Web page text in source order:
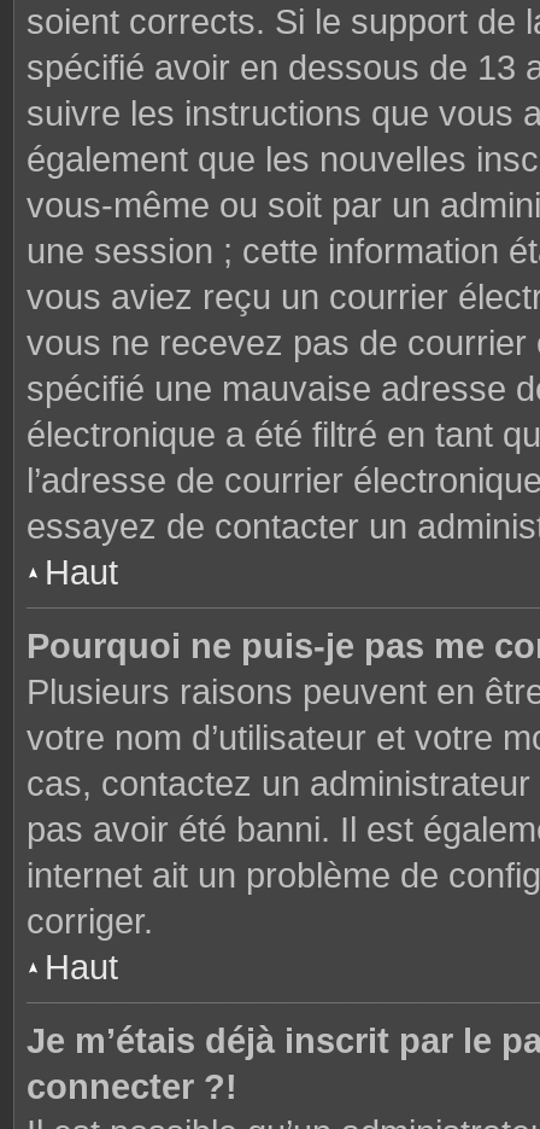
soient corrects. Si le support de
spécifié avoir en dessous de 13
suivre les instructions que vous
également que les nouvelles
vous-même ou soit par un
une session ; cette information
vous aviez reçu un courrier
vous ne recevez pas de
spécifié une mauvaise adresse
électronique a été filtré en tant
l’adresse de courrier
essayez de contacter un
Haut
Pourquoi ne puis-je pas me
Plusieurs raisons peuvent en
votre nom d’utilisateur et votre
cas, contactez un
pas avoir été banni. Il est
internet ait un problème de
corriger.
Haut
Je m’étais déjà inscrit par le
connecter ?!